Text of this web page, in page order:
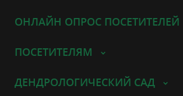
ОНЛАЙН ОПРОС ПОСЕТИТЕЛЕЙ
ПОСЕТИТЕЛЯМ
ДЕНДРОЛОГИЧЕСКИЙ САД